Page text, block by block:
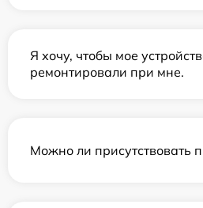
Я хочу, чтобы мое
ремонтировали при мне.
Можно ли присутствовать